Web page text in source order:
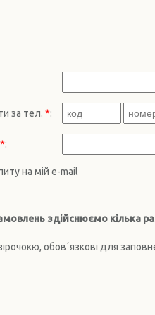
за тел. *:
*:
на мій e-mail
здійснюємо кілька
обовʼязкові для